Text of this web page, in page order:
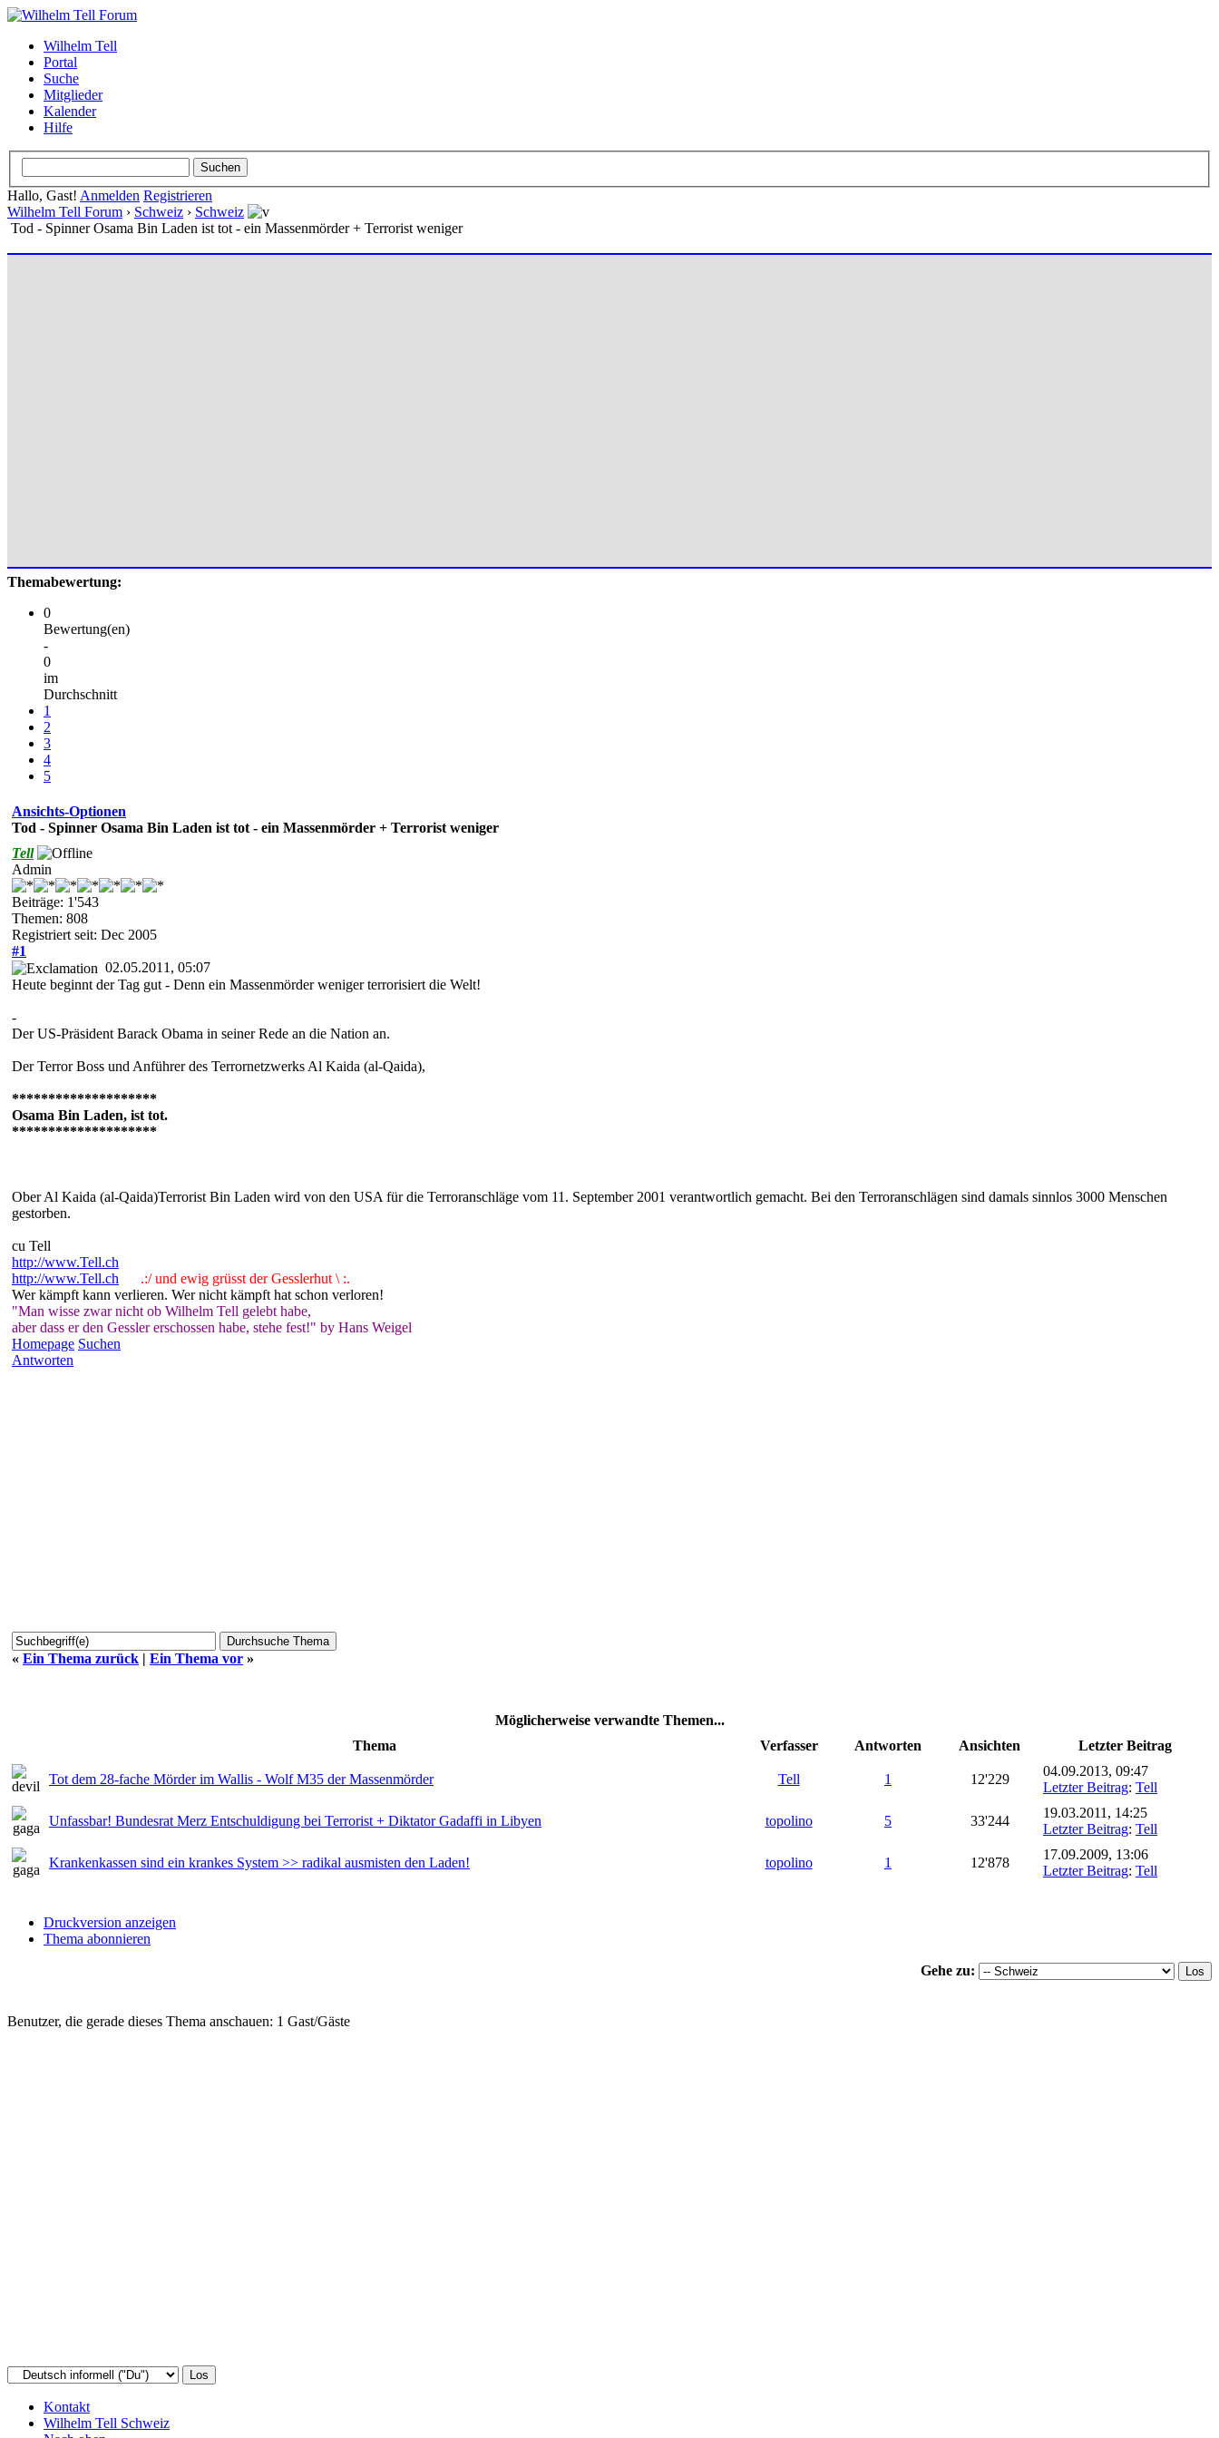
Wilhelm Tell
Portal
Suche
Mitglieder
Kalender
Hilfe
Hallo, Gast! Anmelden Registrieren
Wilhelm Tell Forum › Schweiz › Schweiz
Tod - Spinner Osama Bin Laden ist tot - ein Massenmörder + Terrorist weniger
Themabewertung:
0
Bewertung(en)
-
0
im
Durchschnitt
1
2
3
4
5
Ansichts-Optionen
Tod - Spinner Osama Bin Laden ist tot - ein Massenmörder + Terrorist weniger
Tell
Admin
Beiträge: 1'543
Themen: 808
Registriert seit: Dec 2005
#1
02.05.2011, 05:07
Heute beginnt der Tag gut - Denn ein Massenmörder weniger terrorisiert die Welt!
-
Der US-Präsident Barack Obama in seiner Rede an die Nation an.
Der Terror Boss und Anführer des Terrornetzwerks Al Kaida (al-Qaida),
********************
Osama Bin Laden, ist tot.
********************
Ober Al Kaida (al-Qaida)Terrorist Bin Laden wird von den USA für die Terroranschläge vom 11. September 2001 verantwortlich gemacht. Bei den Terroranschlägen sind damals sinnlos 3000 Menschen
gestorben.
cu Tell
http://www.Tell.ch
http://www.Tell.ch
.:/ und ewig grüsst der Gesslerhut \ :.
Wer kämpft kann verlieren. Wer nicht kämpft hat schon verloren!
"Man wisse zwar nicht ob Wilhelm Tell gelebt habe,
aber dass er den Gessler erschossen habe, stehe fest!" by Hans Weigel
Homepage Suchen
Antworten
« Ein Thema zurück | Ein Thema vor »
Möglicherweise verwandte Themen...
Thema
Verfasser Antworten Ansichten Letzter Beitrag
Tot dem 28-fache Mörder im Wallis - Wolf M35 der Massenmörder Tell 1 12'229
04.09.2013, 09:47
Letzter Beitrag: Tell
Unfassbar! Bundesrat Merz Entschuldigung bei Terrorist + Diktator Gadaffi in Libyen topolino 5 33'244
19.03.2011, 14:25
Letzter Beitrag: Tell
Krankenkassen sind ein krankes System >> radikal ausmisten den Laden! topolino 1 12'878
17.09.2009, 13:06
Letzter Beitrag: Tell
Druckversion anzeigen
Thema abonnieren
Gehe zu:
Benutzer, die gerade dieses Thema anschauen: 1 Gast/Gäste
Kontakt
Wilhelm Tell Schweiz